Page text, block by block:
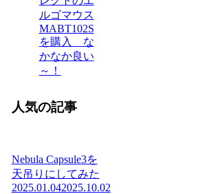
ルゴマウス
MABT102S
を購入 な
かなか良い
～！
人気の記事
Nebula Capsule3を
天吊りにしてみた
2025.01.042025.10.02